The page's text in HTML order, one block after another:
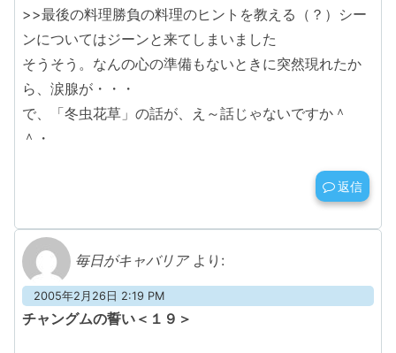
>>最後の料理勝負の料理のヒントを教える（？）シー
ンについてはジーンと来てしまいました
そうそう。なんの心の準備もないときに突然現れたか
ら、涙腺が・・・
で、「冬虫花草」の話が、え～話じゃないですか＾
＾・
返信
毎日がキャバリア より:
2005年2月26日 2:19 PM
チャングムの誓い＜１９＞